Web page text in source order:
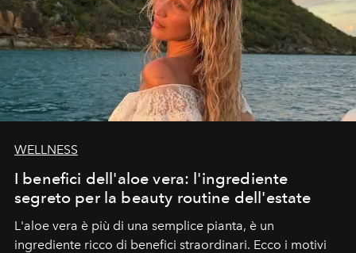
WELLNESS
I benefici dell'aloe vera: l'ingrediente
segreto per la beauty routine dell'estate
L'aloe vera è più di una semplice pianta, è un
ingrediente ricco di benefici straordinari. Ecco i motivi